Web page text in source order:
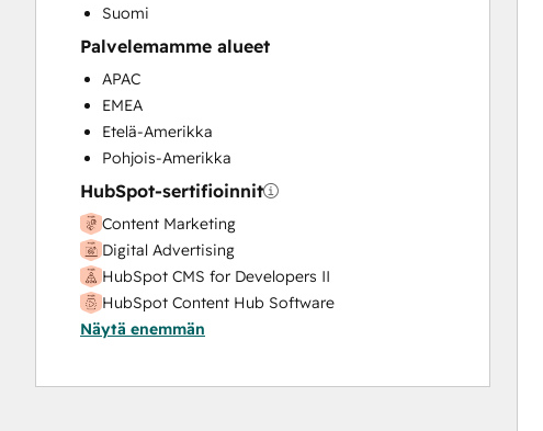
Suomi
Palvelemamme alueet
APAC
EMEA
Etelä-Amerikka
Pohjois-Amerikka
HubSpot-sertifioinnit
Content Marketing
Digital Advertising
HubSpot CMS for Developers II
HubSpot Content Hub Software
Inbound
Inbound Sales
Näytä enemmän